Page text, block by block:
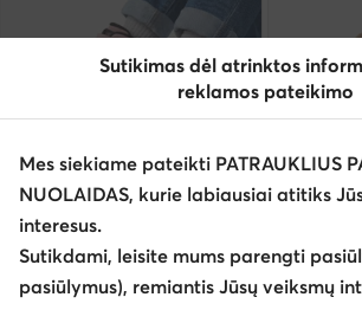
weCare
G-Star Raw
Auliniai batai · Rožinė
G-Star
Auliniai
Sutikimas dėl atrinktos
reklamos pateikimo
Mes siekiame pateikti PATRAUKLIUS
NUOLAIDAS, kurie labiausiai atitiks
interesus.
Sutikdami, leisite mums parengti
pasiūlymus), remiantis Jūsų veiksmų